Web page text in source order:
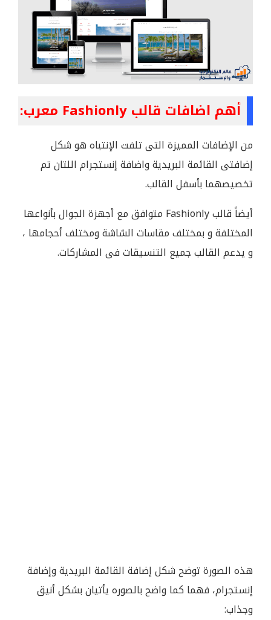
أهم اضافات قالب Fashionly معرب:
من الإضافات المميزة التى تلفت الإنتباه هو شكل
إضافتى القائمة البريدية واضافة إنستجرام اللتان تم
تخصيصهما بأسفل القالب.
أيضاً قالب Fashionly متوافق مع أجهزة الجوال بأنواعها
المختلفة و بمختلف مقاسات الشاشة ومختلف أحجامها ،
و يدعم القالب جميع التنسيقات فى المشاركات.
هذه الصورة توضح شكل إضافة القائمة البريدية وإضافة
إنستجرام، فهما كما واضح بالصوره يأتيان بشكل أنيق
وجذاب: